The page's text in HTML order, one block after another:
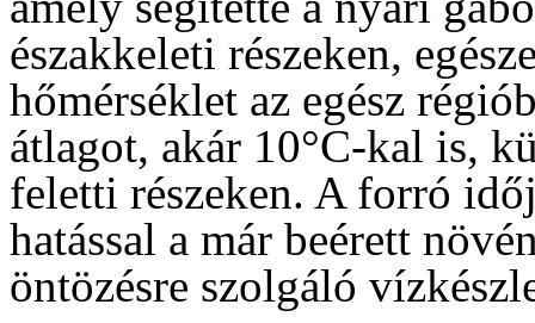
északkeleti részeken,
hőmérséklet az egész
átlagot, akár 10°C-kal is,
feletti részeken. A forró
hatással a már beérett
öntözésre szolgáló